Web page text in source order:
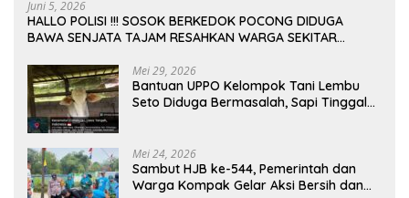
Juni 5, 2026
HALLO POLISI !!! SOSOK BERKEDOK POCONG DIDUGA
BAWA SENJATA TAJAM RESAHKAN WARGA SEKITAR
Mei 29, 2026
Bantuan UPPO Kelompok Tani Lembu
Seto Diduga Bermasalah, Sapi Tinggal
Mei 24, 2026
Sambut HJB ke-544, Pemerintah dan
Warga Kompak Gelar Aksi Bersih dan